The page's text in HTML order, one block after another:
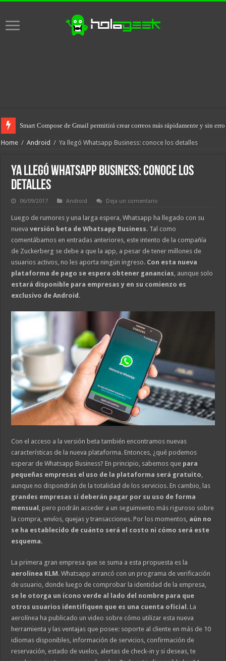
Smart Compose de Gmail permitirá crear correos más rápidamente y sin
Home / Android / Ya llegó Whatsapp Business: conoce los detalles
Ya llegó Whatsapp Business: conoce los
detalles
06/09/2017 Android Deja un comentario
Luego de rumores y una larga espera, Whatsapp ha llegado con su
nuevaversión beta de Whatsapp Business. Tal como
comentábamos en entradas anteriores, este intento de la compañía
de Zuckerberg se debe a que la app, a pesar de tener millones de
usuarios activos, no les aporta ningún ingreso. Con esta nueva
plataforma de pago se espera obtener ganancias , aunque solo
estará disponible para empresas y en su comienzo es
exclusivo de Android.
Con el acceso a la versión beta también encontramos nuevas
características de la nueva plataforma. Entonces, ¿qué podemos
esperar de Whatsapp Business? En principio, sabemos que para
pequeñas empresas el uso de la plataforma será gratuito,
aunque no dispondrán de la totalidad de los servicios. En cambio, las
grandes empresas sí deberán pagar por su uso de forma
mensual , pero podrán acceder a un seguimiento más riguroso sobre
la compra, envíos, quejas y transacciones. Por los momentos, aún no
se ha establecido de cuánto será el costo ni cómo será este
esquema.
La primera gran empresa que se suma a esta propuesta es la
aerolínea KLM. Whatsapp arrancó con un programa de verificación
de usuario, donde luego de comprobar la identidad de la empresa,
se le otorga un ícono verde al lado del nombre para que
otros usuarios identifiquen que es una cuenta oficial . La
aerolínea ha publicado un video sobre cómo utilizar esta nueva
herramienta y las ventajas que posee: soporte al cliente en más de 10
idiomas disponibles, información de servicios, confirmación de
reservación, estado de vuelos, alertas de check-in y si deseas, te